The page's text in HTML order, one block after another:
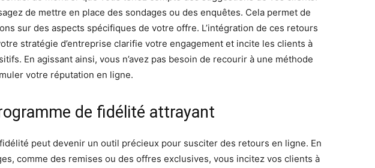
de mettre en place des sondages ou des enquêtes. Cela permet de
sur des aspects spécifiques de votre offre. L’intégration de ces retours
stratégie d’entreprise clarifie votre engagement et incite les clients à
En agissant ainsi, vous n’avez pas besoin de recourir à une méthode
votre réputation en ligne.
de fidélité attrayant
peut devenir un outil précieux pour susciter des retours en ligne. En
comme des remises ou des offres exclusives, vous incitez vos clients à